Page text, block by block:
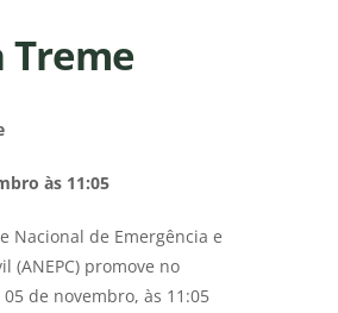
Treme
às 11:05
Nacional de Emergência e
(ANEPC) promove no
de novembro, às 11:05